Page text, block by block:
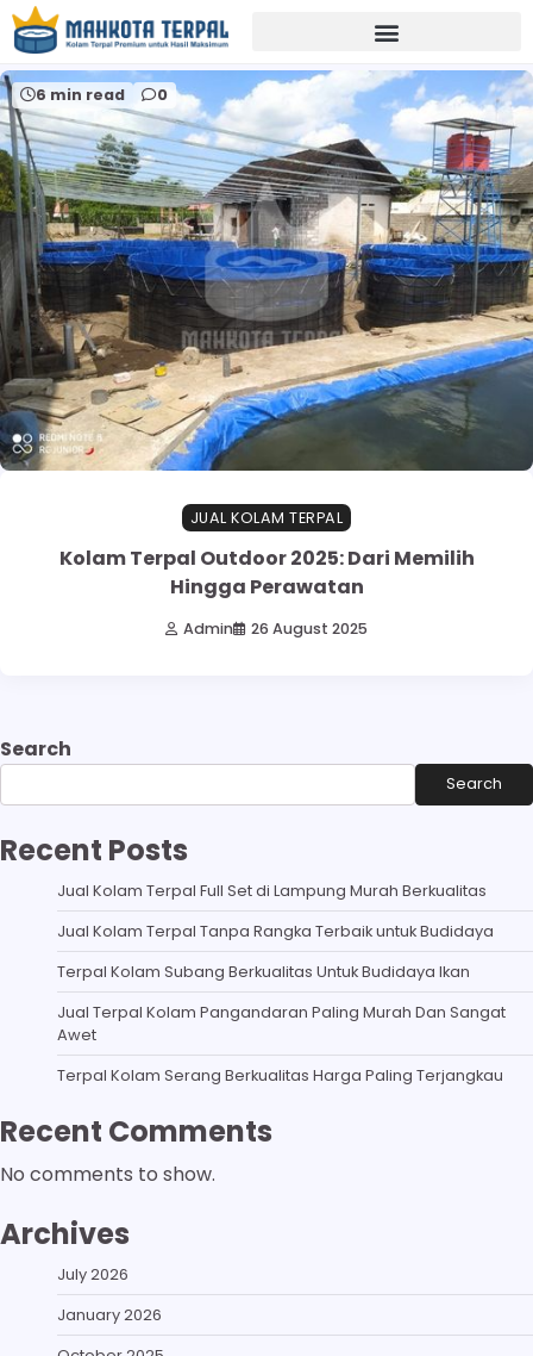
Home kolam terpal pvc orchid
6 min read 0
JUAL KOLAM TERPAL
Kolam Terpal Outdoor 2025: Dari Memilih
Hingga Perawatan
Admin 26 August 2025
Search
Search
Recent Posts
Jual Kolam Terpal Full Set di Lampung Murah Berkualitas
Jual Kolam Terpal Tanpa Rangka Terbaik untuk Budidaya
Terpal Kolam Subang Berkualitas Untuk Budidaya Ikan
Jual Terpal Kolam Pangandaran Paling Murah Dan Sangat
Awet
Terpal Kolam Serang Berkualitas Harga Paling Terjangkau
Recent Comments
No comments to show.
Archives
July 2026
January 2026